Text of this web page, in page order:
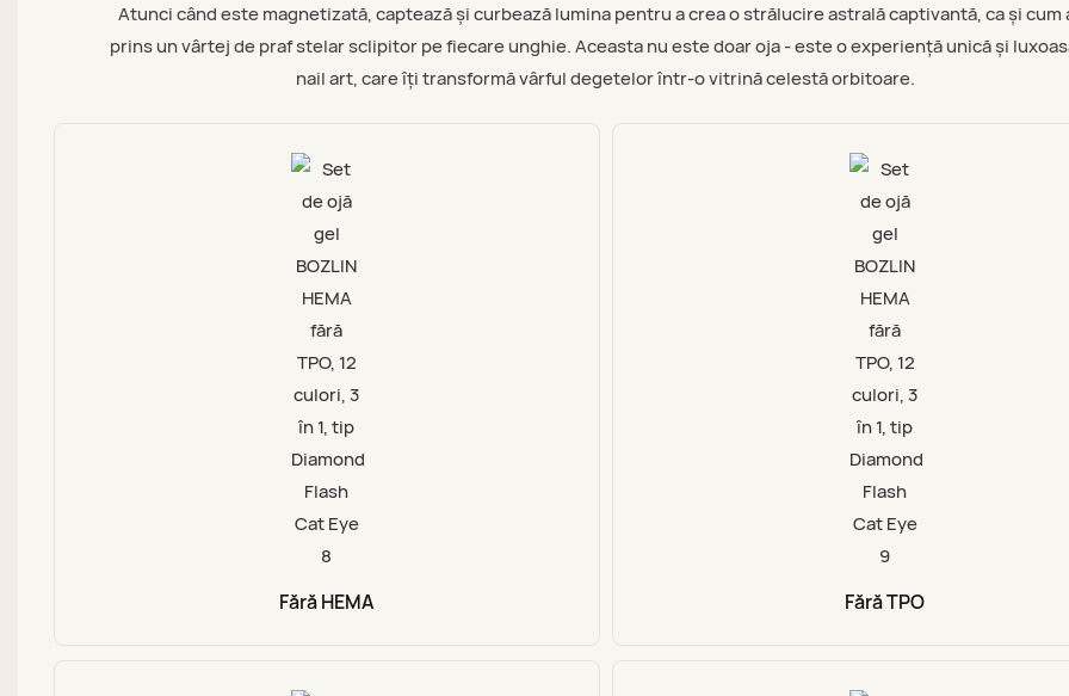
Atunci când este magnetizată, captează și curbează lumina pentru a crea o strălucire astrală captivantă, ca și cum
prins un vârtej de praf stelar sclipitor pe fiecare unghie. Aceasta nu este doar oja - este o experiență unică și
nail art, care îți transformă vârful degetelor într-o vitrină celestă orbitoare.
Fără HEMA Fără TPO